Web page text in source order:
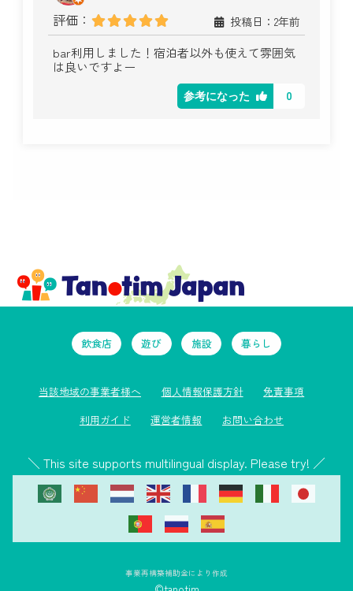
評価：
投稿日：2年前
bar利用しました！宿泊者以外も使えて雰囲気
は良いですよー
参考になった 0
飲食店 遊び 施設 暮らし
当該地域の事業者様へ 個人情報保護方針
免責事項
利用ガイド
運営者情報 お問い合わせ
＼ This site supports multilingual display. Please try! ／
事業再構築補助金により作成